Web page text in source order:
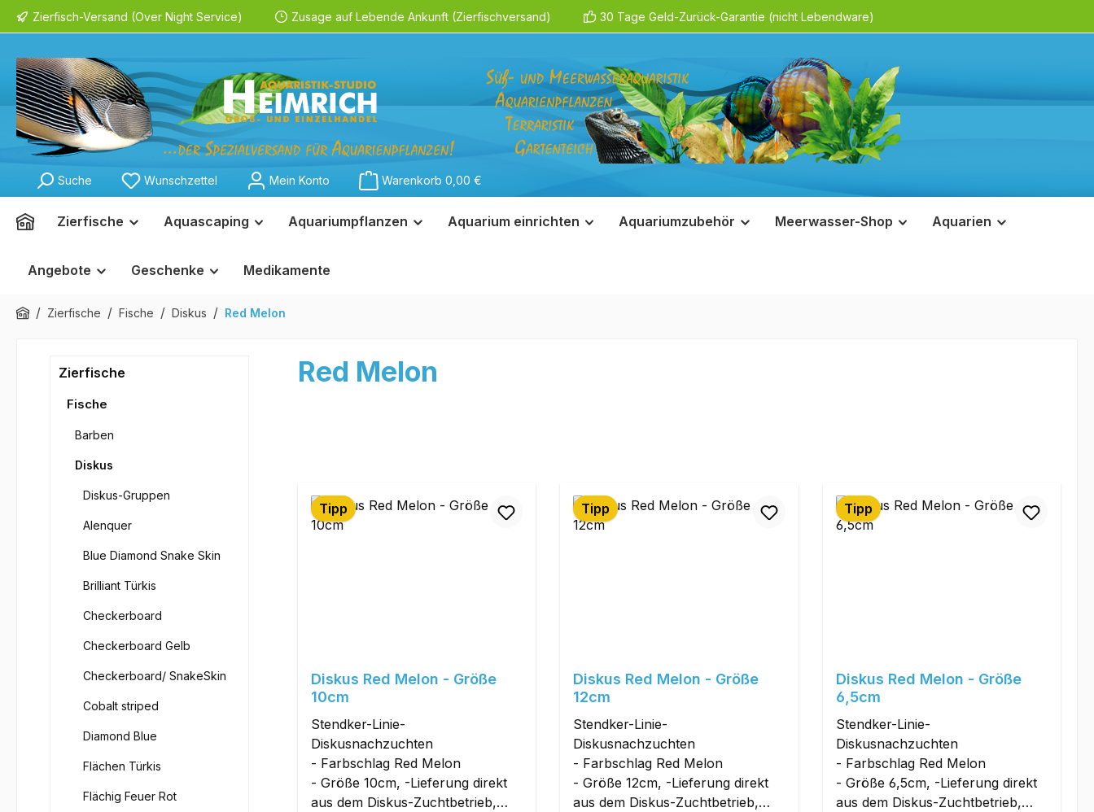
Zur Hauptnavigation springen
Zierfisch-Versand (Over Night Service) Zusage auf Lebende Ankunft (Zierfischversand) 30 Tage Geld-Zurück-Garantie (nicht Lebendware)
Suche Wunschzettel Mein Konto Warenkorb 0,00 €
Zierfische Aquascaping Aquariumpflanzen Aquarium einrichten Aquariumzubehör Meerwasser-Shop Aquarien
Angebote Geschenke Medikamente
/ Zierfische / Fische / Diskus / Red Melon
Zierfische
Fische
Barben
Diskus
Diskus-Gruppen
Alenquer
Blue Diamond Snake Skin
Brilliant Türkis
Checkerboard
Checkerboard Gelb
Checkerboard/ SnakeSkin
Cobalt striped
Diamond Blue
Flächen Türkis
Flächig Feuer Rot
Red Melon
Tipp
Diskus Red Melon - Größe
10cm
Stendker-Linie-
Diskusnachzuchten
- Farbschlag Red Melon
- Größe 10cm, -Lieferung direkt
aus dem Diskus-Zuchtbetrieb,
Tipp
Diskus Red Melon - Größe
12cm
Stendker-Linie-
Diskusnachzuchten
- Farbschlag Red Melon
- Größe 12cm, -Lieferung direkt
aus dem Diskus-Zuchtbetrieb,
Tipp
Diskus Red Melon - Größe
6,5cm
Stendker-Linie-
Diskusnachzuchten
- Farbschlag Red Melon
- Größe 6,5cm, -Lieferung direkt
aus dem Diskus-Zuchtbetrieb,